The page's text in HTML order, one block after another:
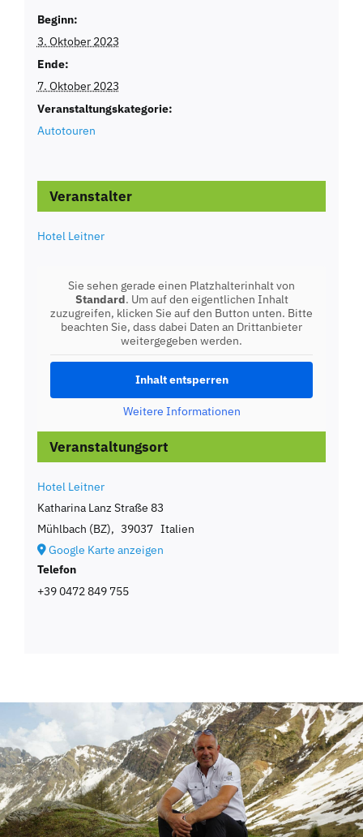
Beginn:
3. Oktober 2023
Ende:
7. Oktober 2023
Veranstaltungskategorie:
Autotouren
Veranstalter
Hotel Leitner
Veranstaltungsort
Hotel Leitner
Katharina Lanz Straße 83
Mühlbach (BZ), 39037 Italien
Google Karte anzeigen
Telefon
+39 0472 849 755
Sie sehen gerade einen Platzhalterinhalt von
Standard. Um auf den eigentlichen Inhalt
zuzugreifen, klicken Sie auf den Button unten. Bitte
beachten Sie, dass dabei Daten an Drittanbieter
weitergegeben werden.
Inhalt entsperren
Weitere Informationen